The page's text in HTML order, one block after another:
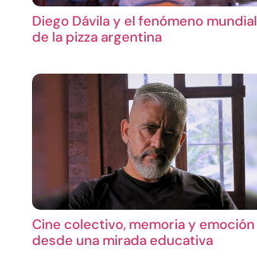
Diego Dávila y el fenómeno mundial
de la pizza argentina
Cine colectivo, memoria y emoción
desde una mirada educativa